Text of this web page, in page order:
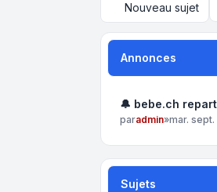
Nouveau sujet
Annonces
🔔 bebe.ch
paradmin»mar.
Sujets